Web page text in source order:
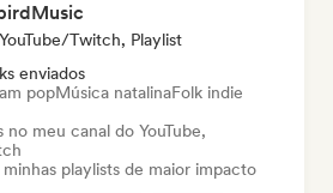
Twitch, Playlist
enviados
popMúsica natalinaFolk indie
meu canal do YouTube,
playlists de maior impacto